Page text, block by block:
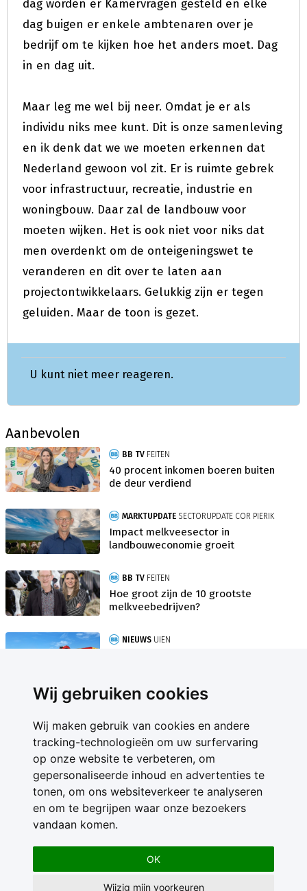
Wij gebruiken cookies
Wij maken gebruik van cookies en andere
tracking-technologieën om uw surfervaring
op onze website te verbeteren, om
gepersonaliseerde inhoud en advertenties te
tonen, om ons websiteverkeer te analyseren
en om te begrijpen waar onze bezoekers
vandaan komen.
OK
Wijzig mijn voorkeuren
dag worden er Kamervragen gesteld en elke
dag buigen er enkele ambtenaren over je
bedrijf om te kijken hoe het anders moet. Dag
in en dag uit.
Maar leg me wel bij neer. Omdat je er als
individu niks mee kunt. Dit is onze samenleving
en ik denk dat we we moeten erkennen dat
Nederland gewoon vol zit. Er is ruimte gebrek
voor infrastructuur, recreatie, industrie en
woningbouw. Daar zal de landbouw voor
moeten wijken. Het is ook niet voor niks dat
men overdenkt om de onteigeningswet te
veranderen en dit over te laten aan
projectontwikkelaars. Gelukkig zijn er tegen
geluiden. Maar de toon is gezet.
U kunt niet meer reageren.
Aanbevolen
BB TV FEITEN
40 procent inkomen boeren buiten
de deur verdiend
MARKTUPDATE SECTORUPDATE COR PIERIK
Impact melkveesector in
landbouweconomie groeit
BB TV FEITEN
Hoe groot zijn de 10 grootste
melkveebedrijven?
NIEUWS UIEN
Contact
Feedback
Nieuwsbrief
Adverteren
Gebruikersvoorwaarden
Privacy Statement